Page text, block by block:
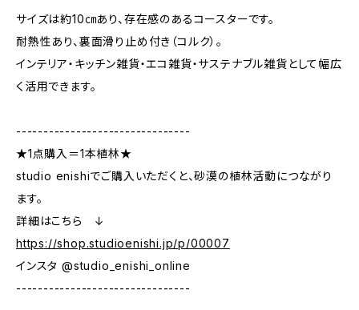
サイズは約10㎝あり、存在感のあるコースターです。
耐熱性あり、裏面滑り止め付き（コルク）。
インテリア・キッチン雑貨・エコ雑貨・サステナブル雑貨として幅広
く活用できます。
--------------------------------
★1点購入＝1本植林★
studio enishiでご購入いただくと、砂漠の植林活動につながり
ます。
詳細はこちら ↓
https://shop.studioenishi.jp/p/00007
インスタ @studio_enishi_online
--------------------------------